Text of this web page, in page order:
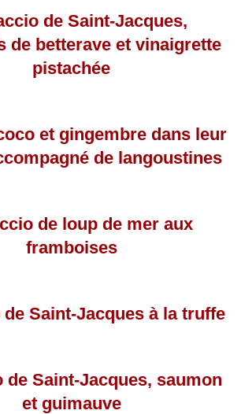
de Saint-Jacques,
de betterave et vinaigrette
pistachée
et gingembre dans leur
de langoustines
de loup de mer aux
framboises
Saint-Jacques à la truffe
de Saint-Jacques, saumon
et guimauve